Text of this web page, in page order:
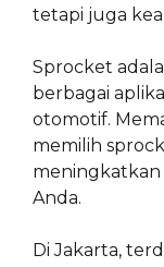
tetapi juga
Sprocket
berbagai
otomotif.
memilih
meningkatkan
Anda.
Di Jakarta,